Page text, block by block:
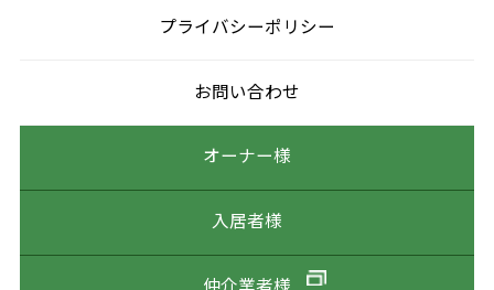
プライバシーポリシー
お問い合わせ
オーナー様
入居者様